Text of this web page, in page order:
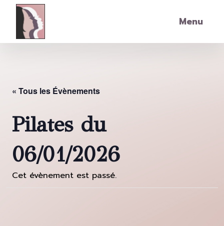
Skip to main content
Menu
« Tous les Évènements
Pilates du
06/01/2026
Cet évènement est passé.